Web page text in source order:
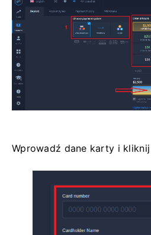
Wprowadź dane karty i kliknij